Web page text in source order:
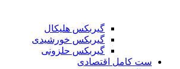
گیربکس هلیکال
گیربکس خورشیدی
گیربکس حلزونی
ست کامل اقتصادی